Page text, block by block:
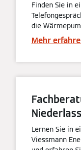
Finden Sie in
die
Mehr
Lernen Sie in
Viessmann